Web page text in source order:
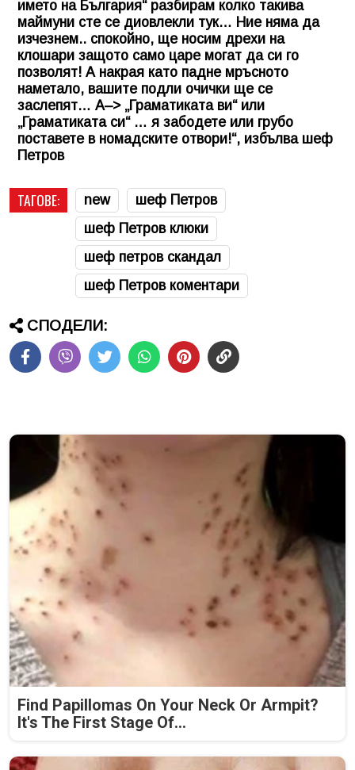
името на България“ разбирам колко такива
маймуни сте се диовлекли тук… Ние няма да
изчезнем.. спокойно, ще носим дрехи на
клошари защото само царе могат да си го
позволят! А накрая като падне мръсното
наметало, вашите подли очички ще се
заслепят… А–> „Граматиката ви“ или
„Граматиката си“ … я забодете или грубо
поставете в номадските отвори!“, избълва шеф
Петров
ТАГОВЕ: new
шеф Петров
шеф Петров клюки
шеф петров скандал
шеф Петров коментари
СПОДЕЛИ:
Find Papillomas On Your Neck Or Armpit?
It's The First Stage Of...